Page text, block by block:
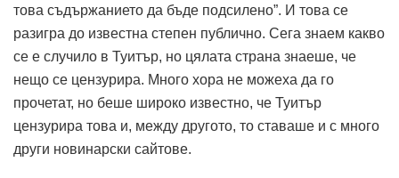
това съдържанието да бъде подсилено”. И това се
разигра до известна степен публично. Сега знаем какво
се е случило в Туитър, но цялата страна знаеше, че
нещо се цензурира. Много хора не можеха да го
прочетат, но беше широко известно, че Туитър
цензурира това и, между другото, то ставаше и с много
други новинарски сайтове.